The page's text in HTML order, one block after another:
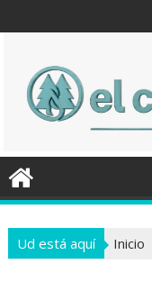
al
Ud está aquí Inicio